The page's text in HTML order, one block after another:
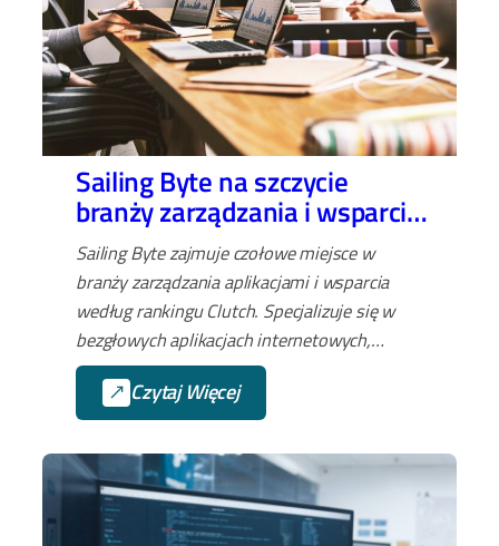
Sailing Byte na szczycie
branży zarządzania i wsparcia
aplikacji
Sailing Byte zajmuje czołowe miejsce w
branży zarządzania aplikacjami i wsparcia
według rankingu Clutch. Specjalizuje się w
bezgłowych aplikacjach internetowych,
rozwiązaniach gotowych na urządzenia
mobilne i kompleksowym zarządzaniu
cyklem życia aplikacji od MVP po bieżące
wsparcie.
Czytaj Więcej